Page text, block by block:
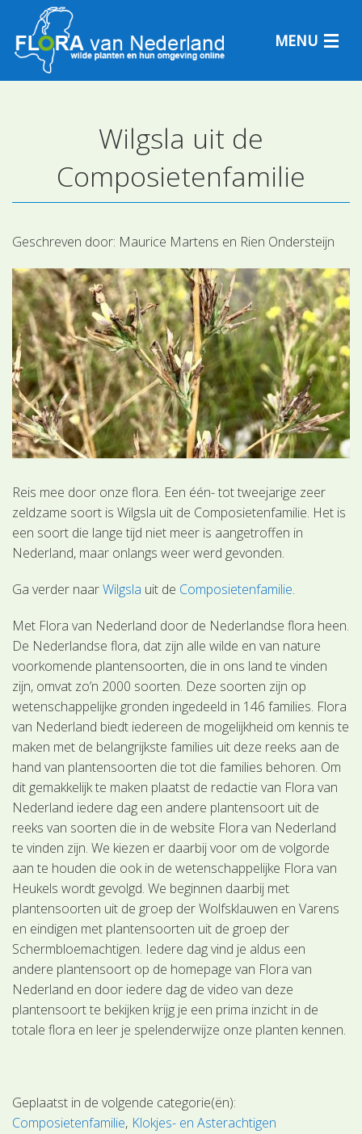
MENU
Plantensoorten
Plantengemeenschappen
Determineren
Wilgsla uit de
Composietenfamilie
Geschreven door: Maurice Martens en Rien Ondersteijn
Reis mee door onze flora. Een één- tot tweejarige zeer
zeldzame soort is Wilgsla uit de Composietenfamilie. Het is
een soort die lange tijd niet meer is aangetroffen in
Nederland, maar onlangs weer werd gevonden.
Ga verder naarWilgsla uit de Composietenfamilie.
Met Flora van Nederland door de Nederlandse flora heen.
De Nederlandse flora, dat zijn alle wilde en van nature
voorkomende plantensoorten, die in ons land te vinden
zijn, omvat zo’n 2000 soorten. Deze soorten zijn op
wetenschappelijke gronden ingedeeld in 146 families. Flora
van Nederland biedt iedereen de mogelijkheid om kennis te
maken met de belangrijkste families uit deze reeks aan de
hand van plantensoorten die tot die families behoren. Om
dit gemakkelijk te maken plaatst de redactie van Flora van
Nederland iedere dag een andere plantensoort uit de
reeks van soorten die in de website Flora van Nederland
te vinden zijn. We kiezen er daarbij voor om de volgorde
aan te houden die ook in de wetenschappelijke Flora van
Heukels wordt gevolgd. We beginnen daarbij met
plantensoorten uit de groep der Wolfsklauwen en Varens
en eindigen met plantensoorten uit de groep der
Schermbloemachtigen. Iedere dag vind je aldus een
andere plantensoort op de homepage van Flora van
Nederland en door iedere dag de video van deze
plantensoort te bekijken krijg je een prima inzicht in de
totale flora en leer je spelenderwijze onze planten kennen.
Geplaatst in de volgende categorie(ën):
Composietenfamilie Klokjes- en Asterachtigen